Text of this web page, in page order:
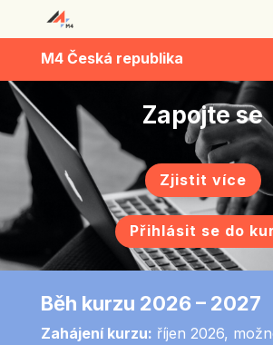
M4 Česká republika
Zapojte se
Zjistit více
Přihlásit se do
Běh kurzu 2026 – 2027
Zahájení kurzu: říjen 2026,